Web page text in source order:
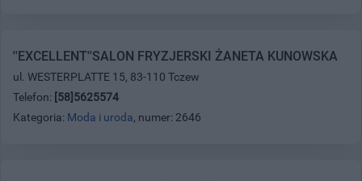
''EXCELLENT''SALON FRYZJERSKI ŻANETA KUNOWSKA
ul. WESTERPLATTE 15, 83-110 Tczew
Telefon: [58]5625574
Kategoria: Moda i uroda, numer: 2646